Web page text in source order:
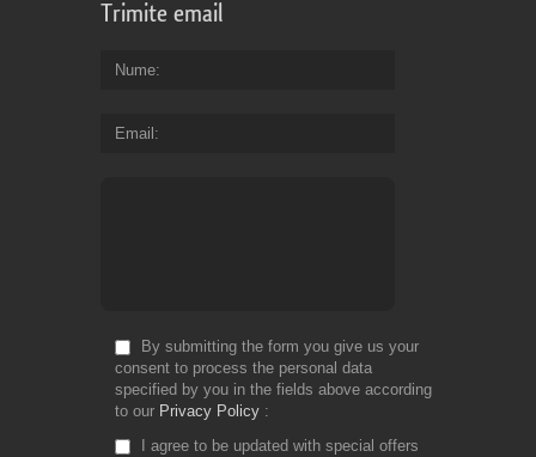
Trimite email
Nume
Email
By submitting the form you give us your
consent to process the personal data
specified by you in the fields above according
to our Privacy Policy
I agree to be updated with special offers